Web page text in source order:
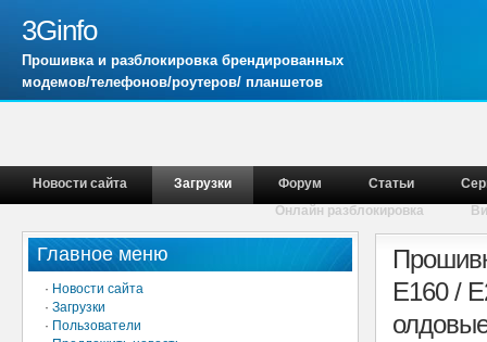
3Ginfo
Прошивка и разблокировка брендированных
модемов/телефонов/роутеров/ планшетов
Новости сайта Загрузки Форум Статьи
Онлайн разблокировка
Главное меню
· Новости сайта
· Загрузки
· Пользователи
E160 /